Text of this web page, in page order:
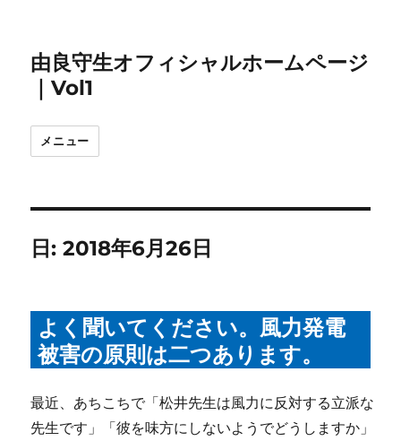
由良守生オフィシャルホームページ
｜Vol1
メニュー
日:2018年6月26日
よく聞いてください。風力発電
被害の原則は二つあります。
最近、あちこちで「松井先生は風力に反対する立派な
先生です」「彼を味方にしないようでどうしますか」